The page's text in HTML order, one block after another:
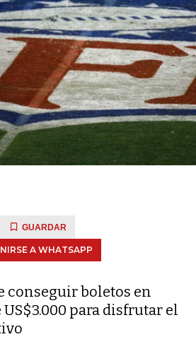
GUARDAR
A WHATSAPP
conseguir boletos en
para disfrutar el